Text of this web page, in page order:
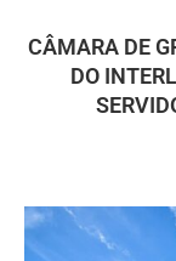
CÂMARA DE
DO